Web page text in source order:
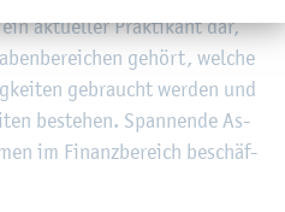
ak­tu­el­ler Prak­ti­kant dar,
ge­hört, wel­che
ge­braucht wer­den und
be­stehen. Span­nen­de As­
im Fi­nanz­be­reich be­schäf­